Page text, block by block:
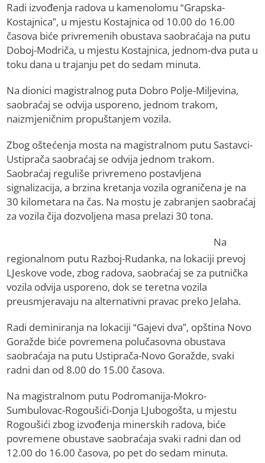
Radi izvođenja radova u kamenolomu “Grapska-
Kostajnica”, u mjestu Kostajnica od 10.00 do 16.00
časova biće privremenih obustava saobraćaja na putu
Doboj-Modriča, u mjestu Kostajnica, jednom-dva puta u
toku dana u trajanju pet do sedam minuta.
Na dionici magistralnog puta Dobro Polje-Miljevina,
saobraćaj se odvija usporeno, jednom trakom,
naizmjeničnim propuštanjem vozila.
Zbog oštećenja mosta na magistralnom putu Sastavci-
Ustiprača saobraćaj se odvija jednom trakom.
Saobraćaj reguliše privremeno postavljena
signalizacija, a brzina kretanja vozila ograničena je na
30 kilometara na čas. Na mostu je zabranjen saobraćaj
za vozila čija dozvoljena masa prelazi 30 tona.
Na
regionalnom putu Razboj-Rudanka, na lokaciji prevoj
LJeskove vode, zbog radova, saobraćaj se za putnička
vozila odvija usporeno, dok se teretna vozila
preusmjeravaju na alternativni pravac preko Jelaha.
Radi deminiranja na lokaciji “Gajevi dva”, opština Novo
Goražde biće povremena polučasovna obustava
saobraćaja na putu Ustiprača-Novo Goražde, svaki
radni dan od 8.00 do 15.00 časova.
Na magistralnom putu Podromanija-Mokro-
Sumbulovac-Rogoušići-Donja LJubogošta, u mjestu
Rogoušići zbog izvođenja minerskih radova, biće
povremene obustave saobraćaja svaki radni dan od
12.00 do 16.00 časova, po pet do sedam minuta.